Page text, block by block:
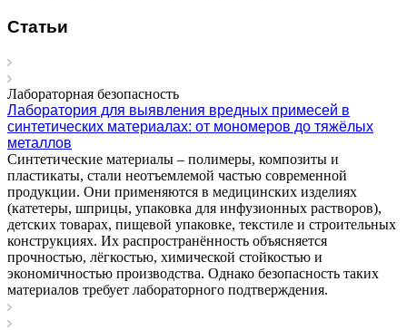
Статьи
Лабораторная безопасность
Лаборатория для выявления вредных примесей в
синтетических материалах: от мономеров до тяжёлых
металлов
Синтетические материалы – полимеры, композиты и
пластикаты, стали неотъемлемой частью современной
продукции. Они применяются в медицинских изделиях
(катетеры, шприцы, упаковка для инфузионных растворов),
детских товарах, пищевой упаковке, текстиле и строительных
конструкциях. Их распространённость объясняется
прочностью, лёгкостью, химической стойкостью и
экономичностью производства. Однако безопасность таких
материалов требует лабораторного подтверждения.